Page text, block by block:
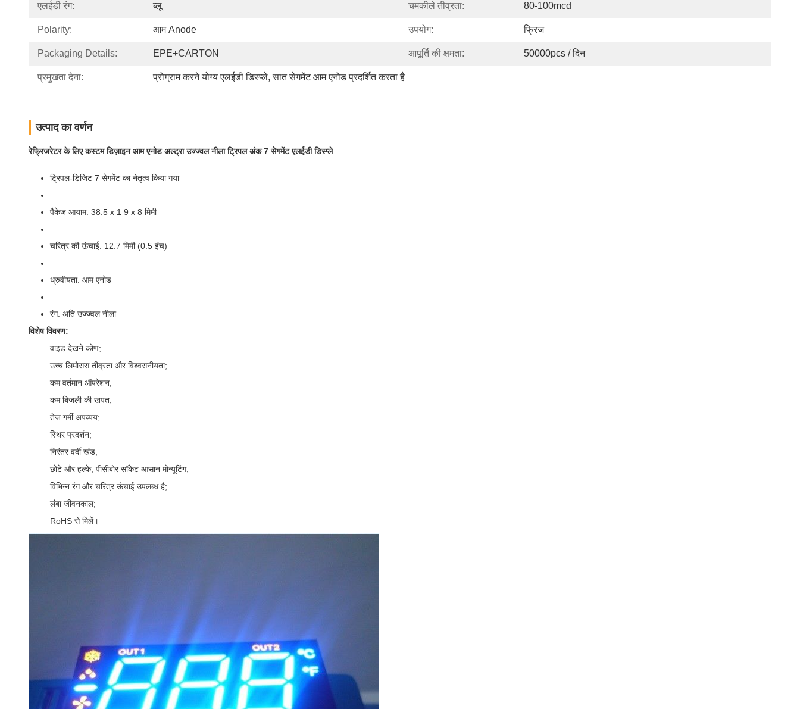
एलईडी रंग: ब्लू चमकीले तीव्रता: 80-100mcd
Polarity: आम Anode उपयोग: फ्रिज
Packaging Details: EPE+CARTON आपूर्ति की क्षमता: 50000pcs / दिन
प्रमुखता देना: प्रोग्राम करने योग्य एलईडी डिस्प्ले, सात सेगमेंट आम एनोड प्रदर्शित करता है
उत्पाद का वर्णन
रेफ्रिजरेटर के लिए कस्टम डिज़ाइन आम एनोड अल्ट्रा उज्ज्वल नीला ट्रिपल अंक 7 सेगमेंट एलईडी डिस्प्ले
ट्रिपल-डिजिट 7 सेगमेंट का नेतृत्व किया गया
पैकेज आयाम: 38.5 x 1 9 x 8 मिमी
चरित्र की ऊंचाई: 12.7 मिमी (0.5 इंच)
ध्रुवीयता: आम एनोड
रंग: अति उज्ज्वल नीला
विशेष विवरण:
वाइड देखने कोण;
उच्च लिमोसस तीव्रता और विश्वसनीयता;
कम वर्तमान ऑपरेशन;
कम बिजली की खपत;
तेज गर्मी अपव्यय;
स्थिर प्रदर्शन;
निरंतर वर्दी खंड;
छोटे और हल्के, पीसीबोर सॉकेट आसान मोन्यूटिंग;
विभिन्न रंग और चरित्र ऊंचाई उपलब्ध है;
लंबा जीवनकाल;
RoHS से मिलें।